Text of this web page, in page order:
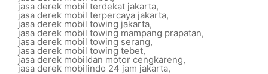
jasa derek mobil terdekat jakarta,
jasa derek mobil terpercaya jakarta,
jasa derek mobil towing jakarta,
jasa derek mobil towing mampang prapatan,
jasa derek mobil towing serang,
jasa derek mobil towing tebet,
jasa derek mobildan motor cengkareng,
jasa derek mobilindo 24 jam jakarta,